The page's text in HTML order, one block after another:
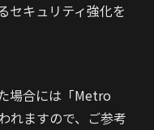
セキュリティ強化を
場合には「Metro
れますので、ご参考